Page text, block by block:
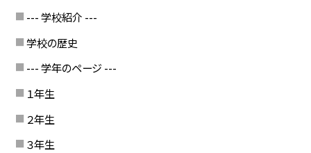
--- 学校紹介 ---
学校の歴史
--- 学年のページ ---
１年生
２年生
３年生